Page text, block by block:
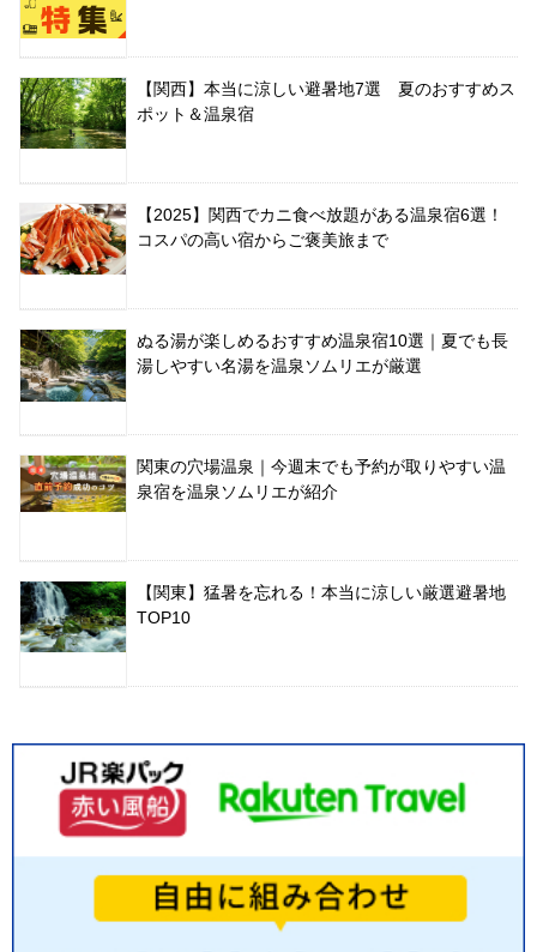
【関西】本当に涼しい避暑地7選 夏のおすすめス
ポット＆温泉宿
【2025】関西でカニ食べ放題がある温泉宿6選！
コスパの高い宿からご褒美旅まで
ぬる湯が楽しめるおすすめ温泉宿10選｜夏でも長
湯しやすい名湯を温泉ソムリエが厳選
関東の穴場温泉｜今週末でも予約が取りやすい温
泉宿を温泉ソムリエが紹介
【関東】猛暑を忘れる！本当に涼しい厳選避暑地
TOP10